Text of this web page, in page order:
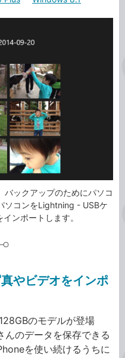
バックアップのためにパソコ
ソコンをLightning - USBケ
ンポートします。
やビデオをインポ
のモデルが登場
んのデータを保存できる
を使い続けるうちに